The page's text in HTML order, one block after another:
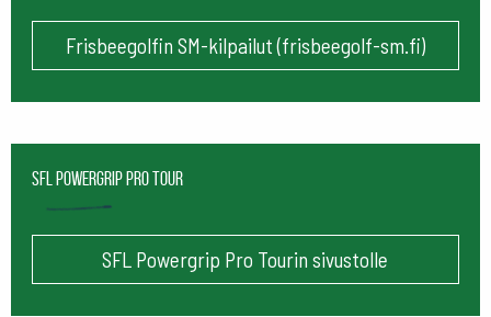
Frisbeegolfin SM-kilpailut (frisbeegolf-sm.fi)
SFL Powergrip Pro Tour
SFL Powergrip Pro Tourin sivustolle